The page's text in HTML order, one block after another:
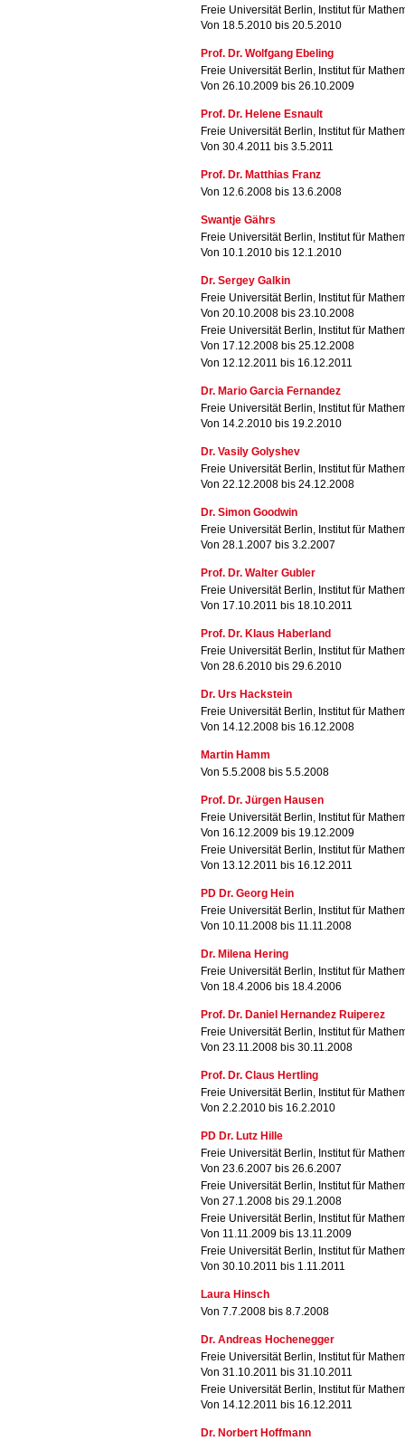
Freie Universität Berlin, Institut für
Von 18.5.2010 bis 20.5.2010
Prof. Dr. Wolfgang Ebeling
Freie Universität Berlin, Institut für
Von 26.10.2009 bis 26.10.2009
Prof. Dr. Helene Esnault
Freie Universität Berlin, Institut für
Von 30.4.2011 bis 3.5.2011
Prof. Dr. Matthias Franz
Von 12.6.2008 bis 13.6.2008
Swantje Gährs
Freie Universität Berlin, Institut für
Von 10.1.2010 bis 12.1.2010
Dr. Sergey Galkin
Freie Universität Berlin, Institut für
Von 20.10.2008 bis 23.10.2008
Freie Universität Berlin, Institut für
Von 17.12.2008 bis 25.12.2008
Von 12.12.2011 bis 16.12.2011
Dr. Mario Garcia Fernandez
Freie Universität Berlin, Institut für
Von 14.2.2010 bis 19.2.2010
Dr. Vasily Golyshev
Freie Universität Berlin, Institut für
Von 22.12.2008 bis 24.12.2008
Dr. Simon Goodwin
Freie Universität Berlin, Institut für
Von 28.1.2007 bis 3.2.2007
Prof. Dr. Walter Gubler
Freie Universität Berlin, Institut für
Von 17.10.2011 bis 18.10.2011
Prof. Dr. Klaus Haberland
Freie Universität Berlin, Institut für
Von 28.6.2010 bis 29.6.2010
Dr. Urs Hackstein
Freie Universität Berlin, Institut für
Von 14.12.2008 bis 16.12.2008
Martin Hamm
Von 5.5.2008 bis 5.5.2008
Prof. Dr. Jürgen Hausen
Freie Universität Berlin, Institut für
Von 16.12.2009 bis 19.12.2009
Freie Universität Berlin, Institut für
Von 13.12.2011 bis 16.12.2011
PD Dr. Georg Hein
Freie Universität Berlin, Institut für
Von 10.11.2008 bis 11.11.2008
Dr. Milena Hering
Freie Universität Berlin, Institut für
Von 18.4.2006 bis 18.4.2006
Prof. Dr. Daniel Hernandez Ruiperez
Freie Universität Berlin, Institut für
Von 23.11.2008 bis 30.11.2008
Prof. Dr. Claus Hertling
Freie Universität Berlin, Institut für
Von 2.2.2010 bis 16.2.2010
PD Dr. Lutz Hille
Freie Universität Berlin, Institut für
Von 23.6.2007 bis 26.6.2007
Freie Universität Berlin, Institut für
Von 27.1.2008 bis 29.1.2008
Freie Universität Berlin, Institut für
Von 11.11.2009 bis 13.11.2009
Freie Universität Berlin, Institut für
Von 30.10.2011 bis 1.11.2011
Laura Hinsch
Von 7.7.2008 bis 8.7.2008
Dr. Andreas Hochenegger
Freie Universität Berlin, Institut für
Von 31.10.2011 bis 31.10.2011
Freie Universität Berlin, Institut für
Von 14.12.2011 bis 16.12.2011
Dr. Norbert Hoffmann